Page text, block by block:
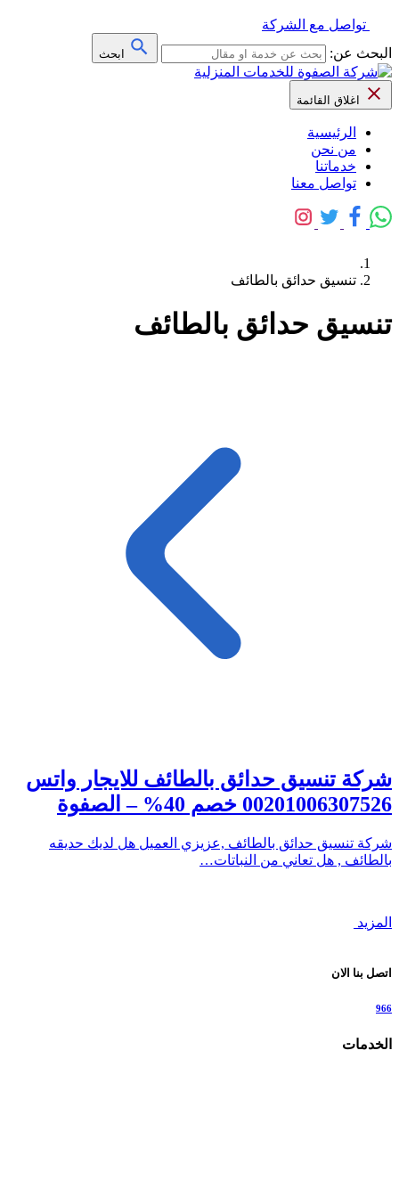
تواصل مع الشركة
البحث عن:
ابحث
اغلاق القائمة
الرئيسية
من نحن
خدماتنا
تواصل معنا
تنسيق حدائق بالطائف
تنسيق حدائق بالطائف
شركة تنسيق حدائق بالطائف للايجار واتس
00201006307526 خصم 40% – الصفوة
شركة تنسيق حدائق بالطائف ,عزيزي العميل هل لديك حديقه
بالطائف , هل تعاني من النباتات…
المزيد
اتصل بنا الان
966
الخدمات